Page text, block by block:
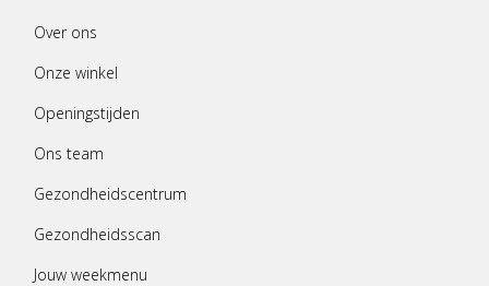
Over ons
Onze winkel
Openingstijden
Ons team
Gezondheidscentrum
Gezondheidsscan
Jouw weekmenu